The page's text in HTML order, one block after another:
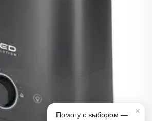
Помогу с выбором —
×